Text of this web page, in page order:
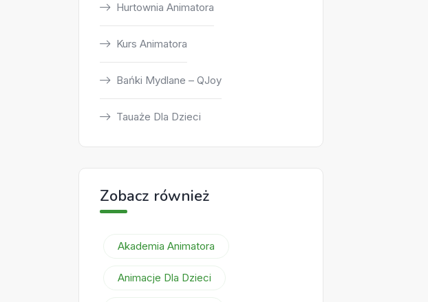
Hurtownia Animatora
Kurs Animatora
Bańki Mydlane – QJoy
Tauaże Dla Dzieci
Zobacz również
Akademia Animatora
Animacje Dla Dzieci